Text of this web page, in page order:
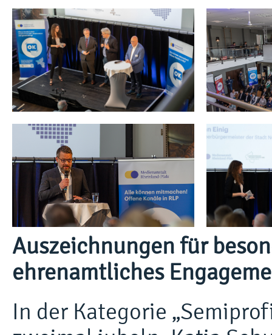
Auszeichnungen für
ehrenamtliches
In der Kategorie